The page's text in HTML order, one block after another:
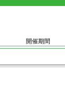
開催期間